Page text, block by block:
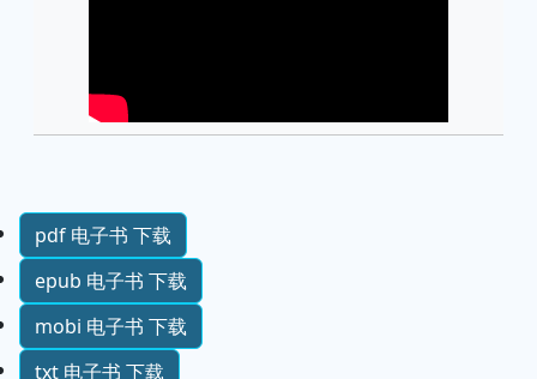
pdf 电子书 下载
epub 电子书 下载
mobi 电子书 下载
txt 电子书 下载